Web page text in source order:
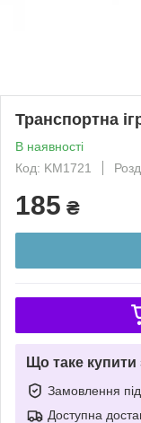
Транспортна
В наявності
Код: KM1721
185 ₴
Що таке
Замовлення
Доступна